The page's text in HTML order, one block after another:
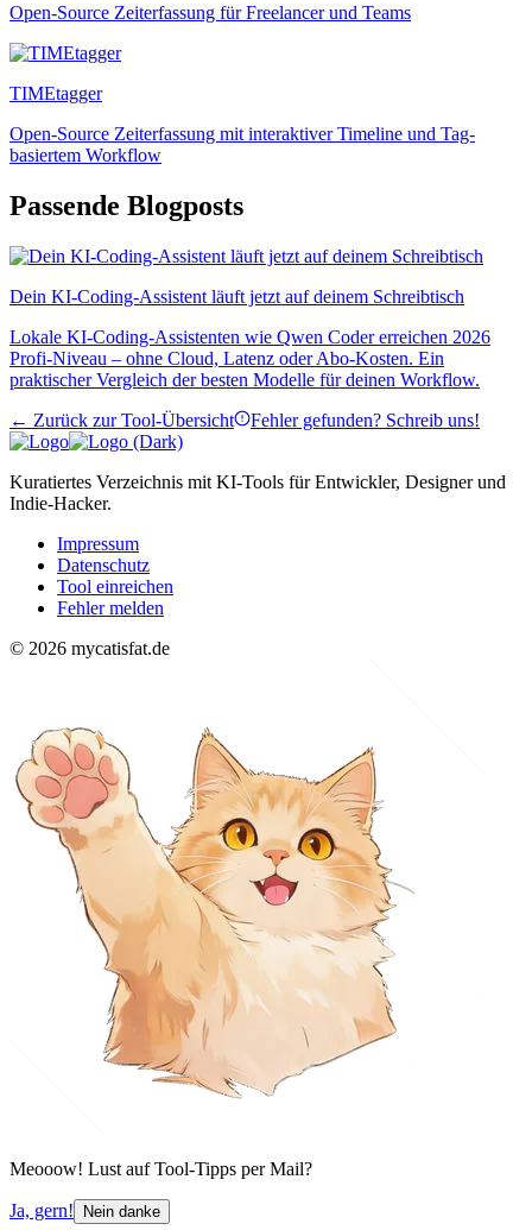
Open-Source Zeiterfassung für Freelancer und Teams
TIMEtagger
Open-Source Zeiterfassung mit interaktiver Timeline und Tag-
basiertem Workflow
Passende Blogposts
Dein KI-Coding-Assistent läuft jetzt auf deinem Schreibtisch
Lokale KI-Coding-Assistenten wie Qwen Coder erreichen 2026
Profi-Niveau – ohne Cloud, Latenz oder Abo-Kosten. Ein
praktischer Vergleich der besten Modelle für deinen Workflow.
← Zurück zur Tool-Übersicht
Fehler gefunden? Schreib uns!
Kuratiertes Verzeichnis mit KI-Tools für Entwickler, Designer und
Indie-Hacker.
Impressum
Datenschutz
Tool einreichen
Fehler melden
© 2026 mycatisfat.de
Meooow! Lust auf Tool-Tipps per Mail?
Ja, gern! Nein danke